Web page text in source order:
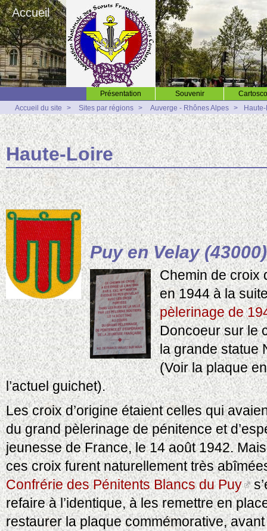
Accueil
Présentation Souvenir
Accueil du site
> Sites par régions > Auverge - Rhônes Alpes >
Haute-Loire
Puy en Velay (43000)
Chemin de croix
en 1944 à la
pèlerinage de
Doncoeur sur le
la grande statue
(Voir la plaque
l’actuel guichet).
Les croix d’origine étaient celles qui
du grand pèlerinage de pénitence et
jeunesse de France, le 14 août 1942.
ces croix furent naturellement très
Confrérie des Pénitents Blancs du Puy
refaire à l’identique, à les remettre en
restaurer la plaque commémorative,